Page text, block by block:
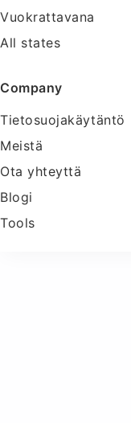
Vuokrattavana
All states
Company
Tietosuojakäytäntö
Meistä
Ota yhteyttä
Blogi
Tools